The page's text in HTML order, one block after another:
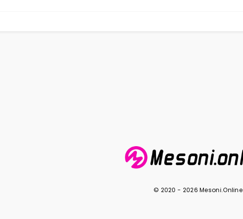
© 2020 - 2026 Mesoni.Online